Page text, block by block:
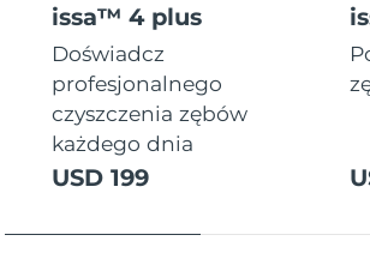
issa™ 4 plus
Doświadcz
profesjonalnego
czyszczenia zębów
każdego dnia
USD 199